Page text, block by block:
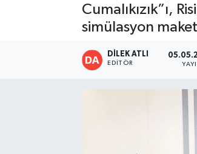
Cumalıkızık”ı,
simülasyon
DİLEK ATLI
EDITÖR